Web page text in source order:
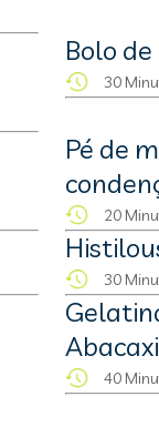
Bolo
30
Pé de
20
30
Abacaxi
40